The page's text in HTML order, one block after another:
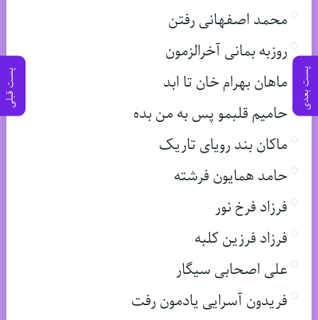
پست بعدی پست قبلی
محمد اصفهانی رفتن
روزبه بمانی آخرالزمون
ماهان بهرام خان تا ابد
حامیم قلبمو پس به من بده
ماکان بند رویای تاریک
حامد همایون فرشته
فرزاد فرخ نور
فرزاد فرزین کلبه
علی اصحابی سیگار
فریدون آسرایی یادمون رفت